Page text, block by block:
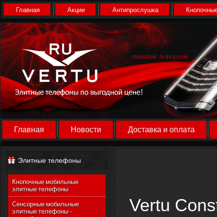
Главная Акции Антипрослушка
Главная Новости Доставка и оплата
Элитные телефоны
Кнопочные мобильные
элитные телефоны
Сенсорные мобильные
элитные телефоны -
Vertu